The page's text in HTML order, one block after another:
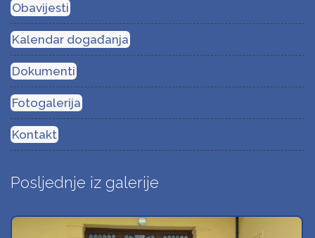
Obavijesti
Kalendar događanja
Dokumenti
Fotogalerija
Kontakt
Posljednje iz galerije